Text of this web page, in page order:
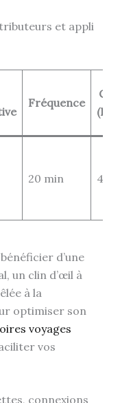
et appli
Fréquence
20 min 4
d’une
un clin d’œil à
à la
optimiser son
voyages
vos
connexions